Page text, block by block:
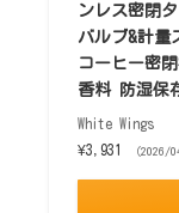
ンレス密閉
バルブ&計量
コーヒー密
香料 防湿保
White Wings
¥3,931
（2026/